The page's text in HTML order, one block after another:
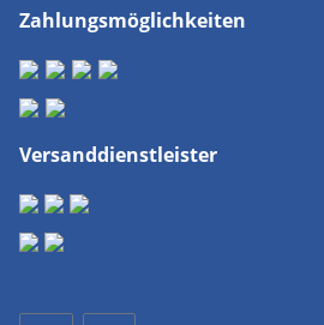
Zahlungsmöglichkeiten
Versanddienstleister